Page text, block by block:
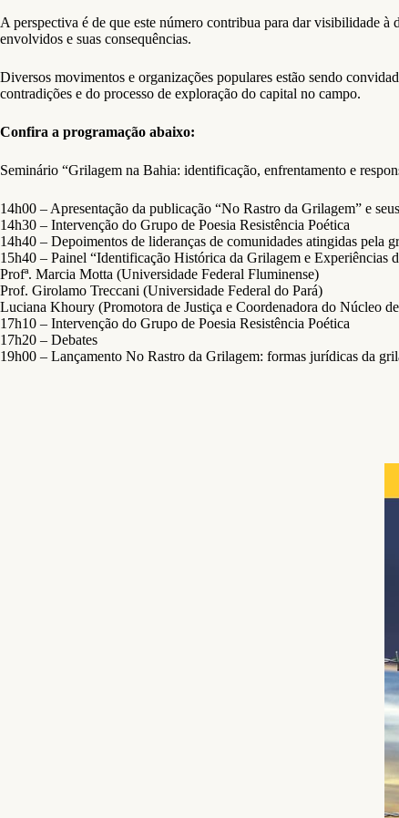
A perspectiva é de que este número contribua para dar visibilidade
envolvidos e suas consequências.
Diversos movimentos e organizações populares estão sendo
contradições e do processo de exploração do capital no campo.
Confira a programação abaixo:
Seminário “Grilagem na Bahia: identificação, enfrentamento e
14h00 – Apresentação da publicação “No Rastro da Grilagem” e
14h30 – Intervenção do Grupo de Poesia Resistência Poética
14h40 – Depoimentos de lideranças de comunidades atingidas pela
15h40 – Painel “Identificação Histórica da Grilagem e Experiências
Profª. Marcia Motta (Universidade Federal Fluminense)
Prof. Girolamo Treccani (Universidade Federal do Pará)
Luciana Khoury (Promotora de Justiça e Coordenadora do Núcleo
17h10 – Intervenção do Grupo de Poesia Resistência Poética
17h20 – Debates
19h00 – Lançamento No Rastro da Grilagem: formas jurídicas da